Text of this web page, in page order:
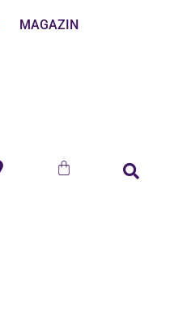
MAGAZIN